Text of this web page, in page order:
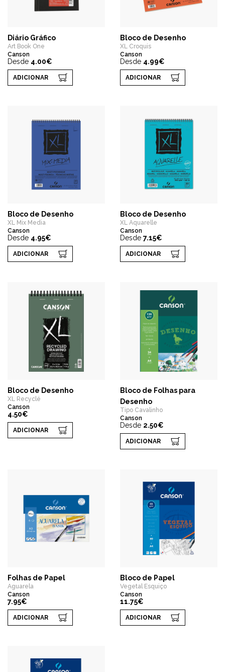
Diário Gráfico
Art Book One
Canson
Desde 4.00€
ADICIONAR
Bloco de Desenho
XL Croquis
Canson
Desde 4.99€
ADICIONAR
Bloco de Desenho
XL Mix Media
Canson
Desde 4.95€
ADICIONAR
Bloco de Desenho
XL Aquarelle
Canson
Desde 7.15€
ADICIONAR
Bloco de Desenho
XL Recyclé
Canson
4.50€
ADICIONAR
Bloco de Folhas para
Desenho
Tipo Cavalinho
Canson
Desde 2.50€
ADICIONAR
Folhas de Papel
Aguarela
Canson
7.95€
ADICIONAR
Bloco de Papel
Vegetal Esquiço
Canson
11.75€
ADICIONAR